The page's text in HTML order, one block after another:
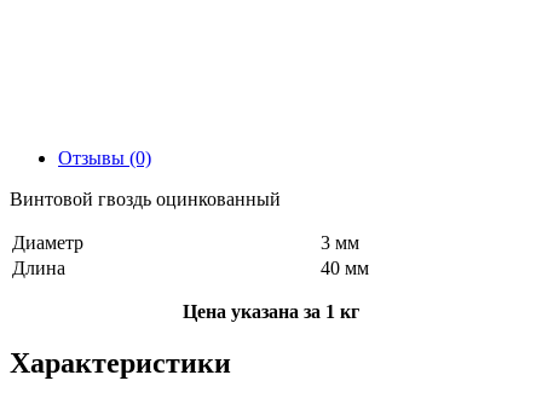
Отзывы (0)
Винтовой гвоздь оцинкованный
Диаметр
3 мм
Длина
40 мм
Цена указана за 1 кг
Характеристики